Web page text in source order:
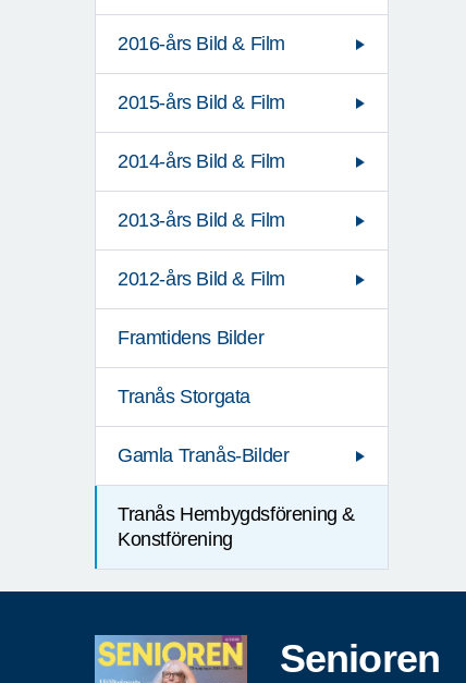
2016-års Bild & Film
2015-års Bild & Film
2014-års Bild & Film
2013-års Bild & Film
2012-års Bild & Film
Framtidens Bilder
Tranås Storgata
Gamla Tranås-Bilder
Tranås Hembygdsförening &
Konstförening
Senioren